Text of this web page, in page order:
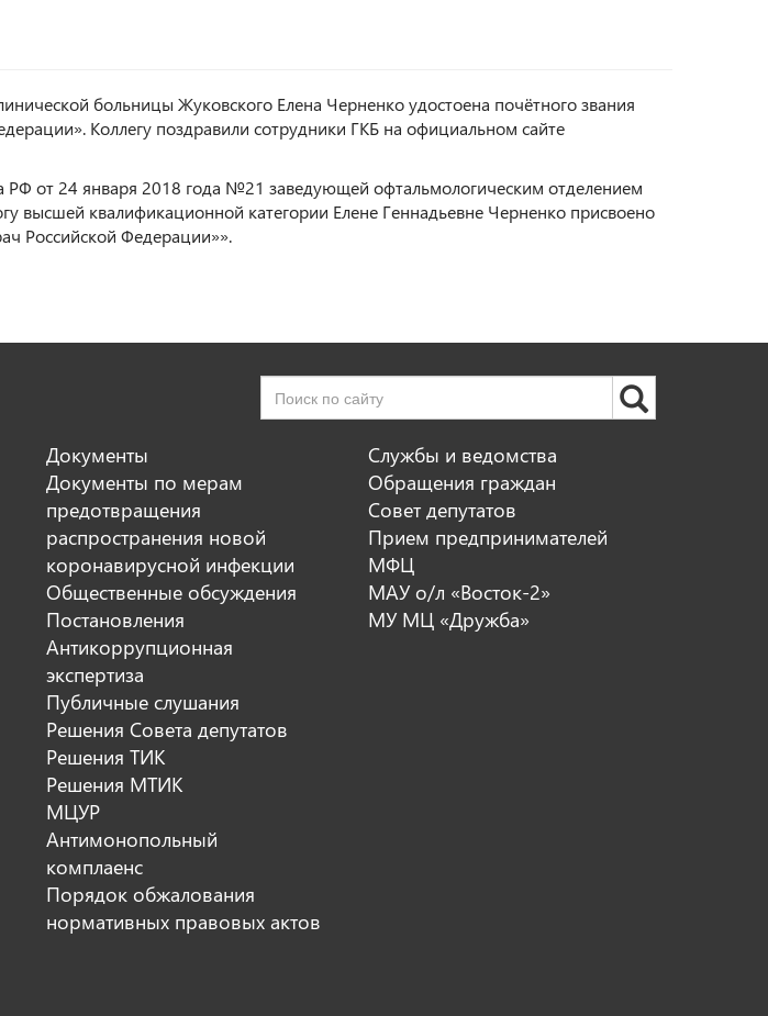
больницы Жуковского Елена Черненко удостоена почётного звания
Коллегу поздравили сотрудники ГКБ на официальном сайте
РФ от 24 января 2018 года №21 заведующей офтальмологическим отделением
высшей квалификационной категории Елене Геннадьевне Черненко присвоено
Российской Федерации»».
Документы
Документы по мерам
предотвращения
распространения новой
коронавирусной инфекции
Общественные обсуждения
Постановления
Антикоррупционная
экспертиза
Публичные слушания
Решения Совета депутатов
Решения ТИК
Решения МТИК
МЦУР
Антимонопольный
комплаенс
Порядок обжалования
нормативных правовых актов
Службы и ведомства
Обращения граждан
Совет депутатов
Прием предпринимателей
МФЦ
МАУ о/л «Восток-2»
МУ МЦ «Дружба»